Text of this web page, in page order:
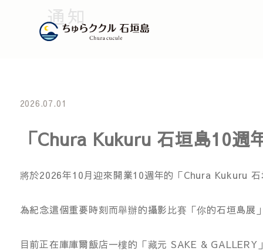
通知
2026.07.01
「Chura Kukuru 石垣島10
將於2026年10月迎來開業10週年的「Chura Kukuru
為紀念這個重要時刻而舉辦的攝影比賽「你的石垣島展
目前正在庫庫爾飯店一樓的「藏元 SAKE & GALLERY